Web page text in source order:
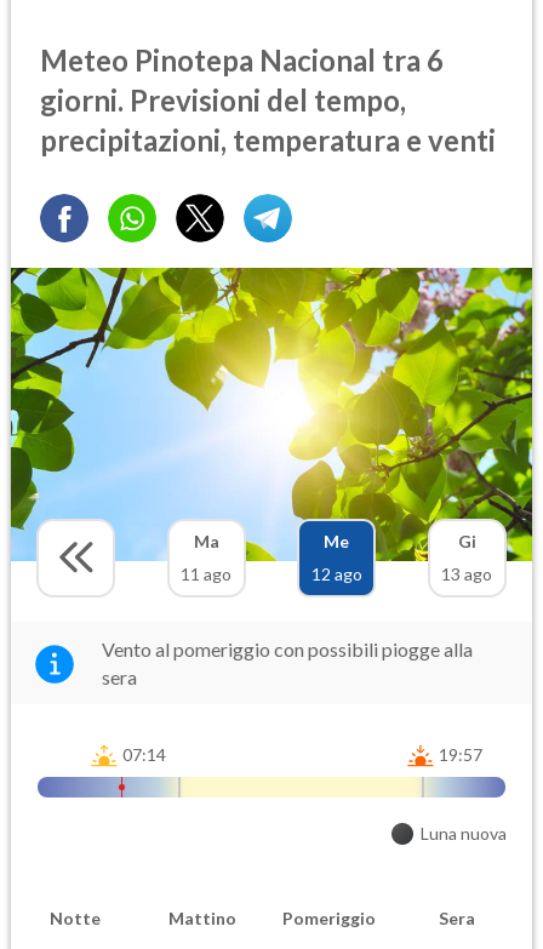
Meteo Pinotepa Nacional tra 6
giorni. Previsioni del tempo,
precipitazioni, temperatura e venti
Ma
11 ago
Me
12 ago
Gi
13 ago
Vento al pomeriggio con possibili piogge alla
sera
07:14 19:57
Luna nuova
Notte Mattino Pomeriggio Sera